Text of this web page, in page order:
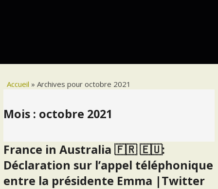
Accueil »Archives pour octobre 2021
Mois : octobre 2021
France in Australia 🇫🇷 🇪🇺:
Déclaration sur l’appel téléphonique
entre la présidente Emma |Twitter